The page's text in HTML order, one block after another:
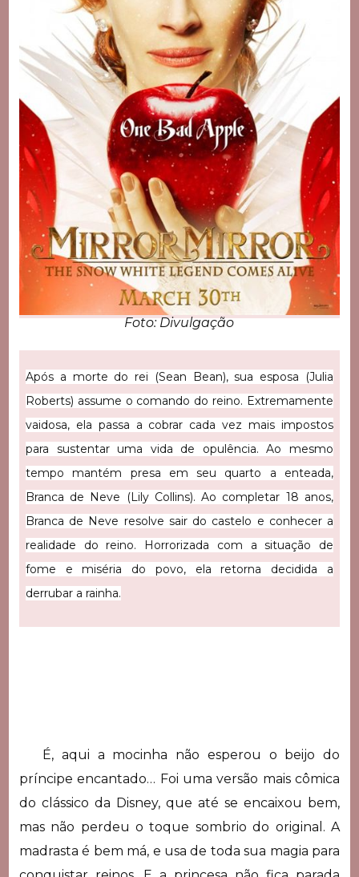
Foto: Divulgação
Após a morte do rei (Sean Bean), sua esposa (Julia
Roberts) assume o comando do reino. Extremamente
vaidosa, ela passa a cobrar cada vez mais impostos
para sustentar uma vida de opulência. Ao mesmo
tempo mantém presa em seu quarto a enteada,
Branca de Neve (Lily Collins). Ao completar 18 anos,
Branca de Neve resolve sair do castelo e conhecer a
realidade do reino. Horrorizada com a situação de
fome e miséria do povo, ela retorna decidida a
derrubar a rainha.
É, aqui a mocinha não esperou o beijo do
príncipe encantado… Foi uma versão mais cômica
do clássico da Disney, que até se encaixou bem,
mas não perdeu o toque sombrio do original. A
madrasta é bem má, e usa de toda sua magia para